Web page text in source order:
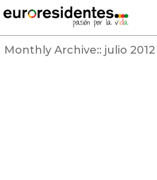
Monthly Archive:: julio 2012